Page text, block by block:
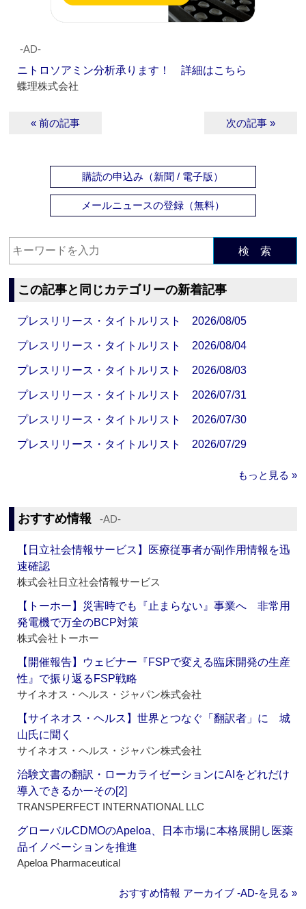
‐AD‐
ニトロソアミン分析承ります！ 詳細はこちら
蝶理株式会社
« 前の記事 次の記事 »
購読の申込み（新聞 / 電子版）
メールニュースの登録（無料）
検 索
この記事と同じカテゴリーの新着記事
プレスリリース・タイトルリスト 2026/08/05
プレスリリース・タイトルリスト 2026/08/04
プレスリリース・タイトルリスト 2026/08/03
プレスリリース・タイトルリスト 2026/07/31
プレスリリース・タイトルリスト 2026/07/30
プレスリリース・タイトルリスト 2026/07/29
もっと見る »
おすすめ情報 ‐AD‐
【日立社会情報サービス】医療従事者が副作用情報を迅
速確認
株式会社日立社会情報サービス
【トーホー】災害時でも『止まらない』事業へ 非常用
発電機で万全のBCP対策
株式会社トーホー
【開催報告】ウェビナー『FSPで変える臨床開発の生産
性』で振り返るFSP戦略
サイネオス・ヘルス・ジャパン株式会社
【サイネオス・ヘルス】世界とつなぐ「翻訳者」に 城
山氏に聞く
サイネオス・ヘルス・ジャパン株式会社
治験文書の翻訳・ローカライゼーションにAIをどれだけ
導入できるかーその[2]
TRANSPERFECT INTERNATIONAL LLC
グローバルCDMOのApeloa、日本市場に本格展開し医薬
品イノベーションを推進
Apeloa Pharmaceutical
おすすめ情報 アーカイブ ‐AD‐を見る »